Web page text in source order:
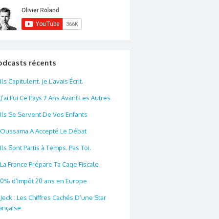
récents
Ils Capitulent. Je L’avais Écrit.
J’ai Fui Ce Pays 7 Ans Avant Les Autres
Ils Se Servent De Vos Enfants
Oussama A Accepté Le Débat
Ils Sont Partis à Temps. Pas Toi.
La France Prépare Ta Cage Fiscale
0% d’Impôt 20 ans en Europe
Jeck : Les Chiffres Cachés D’une Star